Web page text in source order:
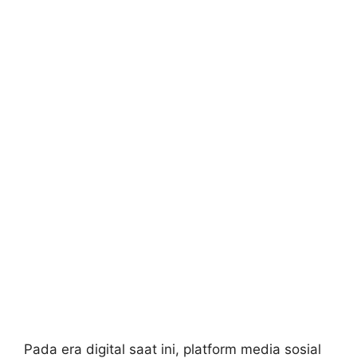
Pada era digital saat ini, platform media sosial